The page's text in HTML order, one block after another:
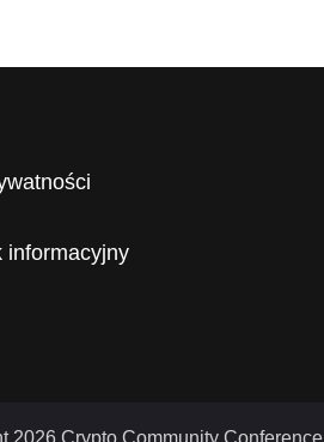
informacyjny
2026 Crypto Community Conference